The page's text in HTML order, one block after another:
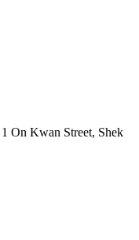
On Kwan Street, Shek